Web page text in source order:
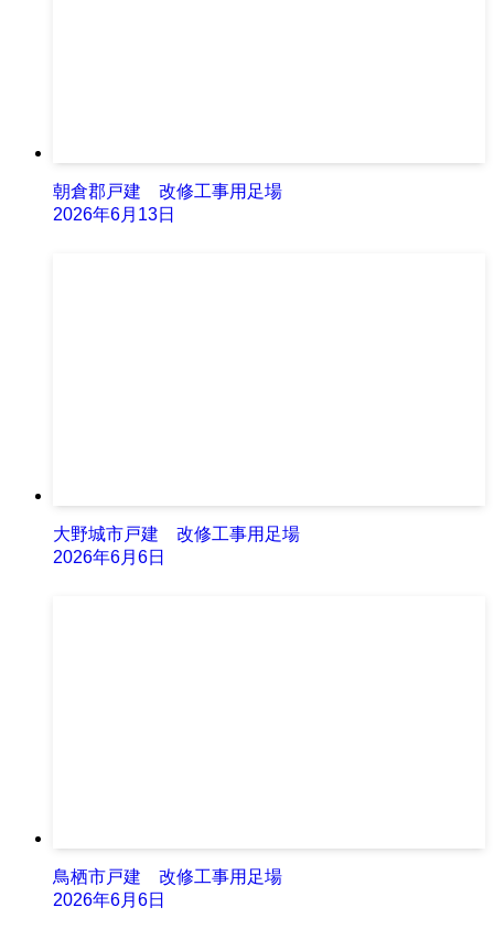
朝倉郡戸建 改修工事用足場
2026年6月13日
大野城市戸建 改修工事用足場
2026年6月6日
鳥栖市戸建 改修工事用足場
2026年6月6日